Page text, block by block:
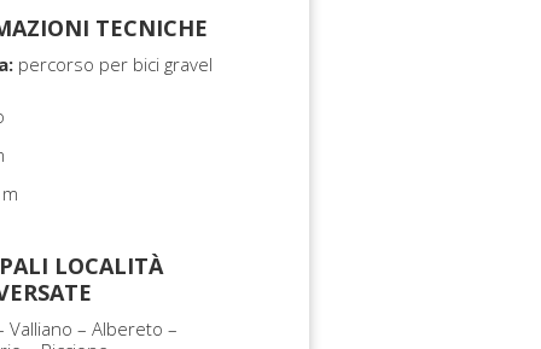
TECNICHE
percorso per bici gravel
LOCALITÀ
Valliano – Albereto –